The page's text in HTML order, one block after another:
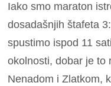
Iako smo maraton
dosadašnjih štafeta
spustimo ispod 11
okolnosti, dobar je to
Nenadom i Zlatkom,